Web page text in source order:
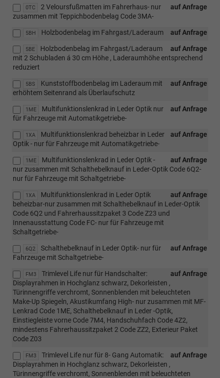
0TC auf Anfrage
2 Veloursfußmatten im Fahrerhaus- nur
zusammen mit Teppichbodenbelag Code 3MA-
5BH auf Anfrage
Holzbodenbelag im Fahrgast/Laderaum
5BE auf Anfrage
Holzbodenbelag im Fahrgast/Laderaum
mit 2 Schubladen á 30 cm Höhe , Laderaumhöhe entsprechend
reduziert
5BS auf Anfrage
Kunststoffbodenbelag im Laderaum mit
erhöhtem Seitenrand als Überlaufschutz
1ME auf Anfrage
Multifunktionslenkrad in Leder Optik nur
für Fahrzeuge mit Automatikgetriebe-
1XA auf Anfrage
Multifunktionslenkrad beheizbar in Leder
Optik - nur für Fahrzeuge mit Automatikgetriebe-
1ME auf Anfrage
Multifunktionslenkrad in Leder Optik -
nur zusammen mit Schalthebelknauf in Leder-Optik Code 6Q2-
nur für Fahrzeuge mit Schaltgetriebe-
1XA auf Anfrage
Multifunktionslenkrad in Leder Optik
beheizbar-nur zusammen mit Schalthebelknauf in Leder-Optik
Code 6Q2 und Fahrerhaussitzpaket 3 Code Z23 und
Innenausstattung Code FC- nur für Fahrzeuge mit
Schaltgetriebe-
6Q2 auf Anfrage
Schalthebelknauf in Leder Optik- nur für
Fahrzeuge mit Schaltgetriebe-
FM3 auf Anfrage
Trimlevel Life nur für Handschalter:
Displayrahmen in Hochglanz schwarz, Dekorleisten ,
Türinnengriffe verchromt, Sonnenblenden mit beleuchteten
Make-Up Spiegeln, Akustikumfang High- nur zusammen mit MF-
Lenkrad Code 1ME, Schalthebelknauf in Leder -Optik,
Einstiegleiste vorne Code 7M4, Handschuhfach Code 4Z2,
mindestens Fahrerhaussitzpaket 2 Code ZZ2, Exterieur Paket
Code Z03
FM3 auf Anfrage
Trimlevel Life nur für 8- Gang Automatik:
Displayrahmen in Hochglanz schwarz, Dekorleisten ,
Türinnengriffe verchromt, Sonnenblenden mit beleuchteten